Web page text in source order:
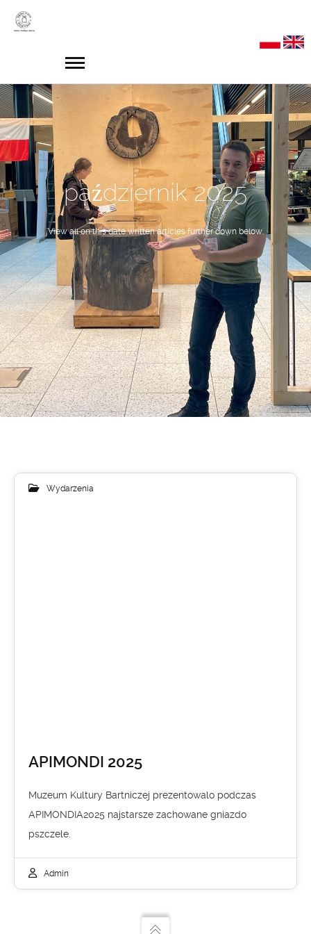
październik 2025
View all on this date written articles further down below.
Wydarzenia
APIMONDI 2025
Muzeum Kultury Bartniczej prezentowalo podczas
APIMONDIA2025 najstarsze zachowane gniazdo
pszczele.
Admin